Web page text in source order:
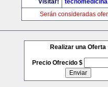
Visitar!
Serán consideradas
Realizar una Oferta
Precio Ofrecido $